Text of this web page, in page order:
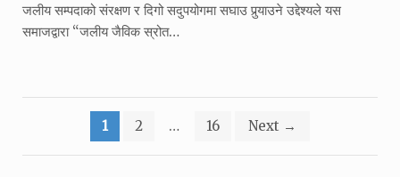
जलीय सम्पदाको संरक्षण र दिगो सदुपयोगमा सघाउ पुर्‍याउने उद्देश्यले यस
समाजद्वारा “जलीय जैविक स्रोत…
pagination
1 2 … 16 Next →